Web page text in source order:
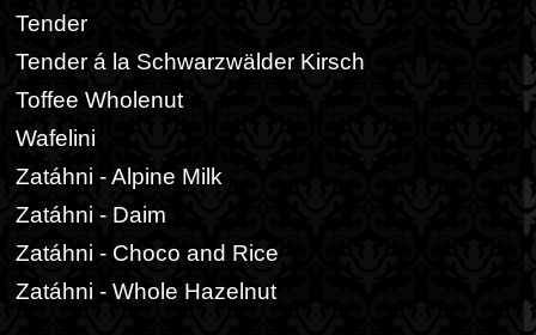
Tender
Tender á la Schwarzwälder Kirsch
Toffee Wholenut
Wafelini
Zatáhni - Alpine Milk
Zatáhni - Daim
Zatáhni - Choco and Rice
Zatáhni - Whole Hazelnut